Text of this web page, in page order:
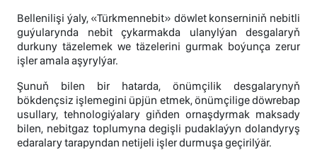
Bellenilişi ýaly, «Türkmennebit» döwlet konserniniň nebitli
guýularynda nebit çykarmakda ulanylýan desgalaryň
durkuny täzelemek we täzelerini gurmak boýunça zerur
işler amala aşyrylýar.
Şunuň bilen bir hatarda, önümçilik desgalarynyň
bökdençsiz işlemegini üpjün etmek, önümçilige döwrebap
usullary, tehnologiýalary giňden ornaşdyrmak maksady
bilen, nebitgaz toplumyna degişli pudaklaýyn dolandyryş
edaralary tarapyndan netijeli işler durmuşa geçirilýär.